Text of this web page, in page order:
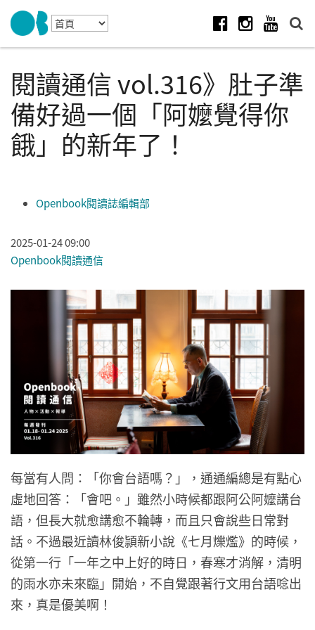
Skip to navigation
移至主內容
閱讀通信 vol.316》肚子準
備好過一個「阿嬤覺得你
餓」的新年了！
Openbook閱讀誌編輯部
2025-01-24 09:00
Openbook閱讀通信
每當有人問：「你會台語嗎？」，通通編總是有點心
虛地回答：「會吧。」雖然小時候都跟阿公阿嬤講台
語，但長大就愈講愈不輪轉，而且只會說些日常對
話。不過最近讀林俊頴新小說《七月爍爁》的時候，
從第一行「一年之中上好的時日，春寒才消解，清明
的雨水亦未來臨」開始，不自覺跟著行文用台語唸出
來，真是優美啊！